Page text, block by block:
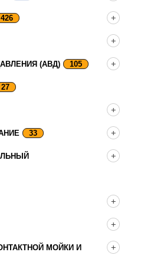
426
(АВД) 105
27
33
МОЙКИ И